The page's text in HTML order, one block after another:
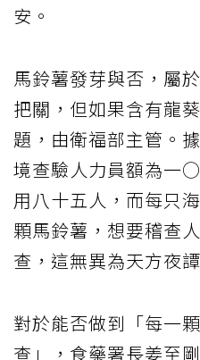
安。
馬鈴薯發芽與否，屬
把關，但如果含有龍
題，由衛福部主管。
境查驗人力員額為一
用八十五人，而每只
顆馬鈴薯，想要稽查
查，這無異為天方夜譚
對於能否做到「每一
查」，食藥署長姜至